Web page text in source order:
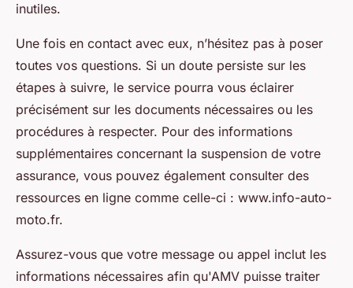
inutiles.
Une fois en contact avec eux, n’hésitez pas à poser
toutes vos questions. Si un doute persiste sur les
étapes à suivre, le service pourra vous éclairer
précisément sur les documents nécessaires ou les
procédures à respecter. Pour des informations
supplémentaires concernant la suspension de votre
assurance, vous pouvez également consulter des
ressources en ligne comme celle-ci : www.info-auto-
moto.fr.
Assurez-vous que votre message ou appel inclut les
informations nécessaires afin qu'AMV puisse traiter